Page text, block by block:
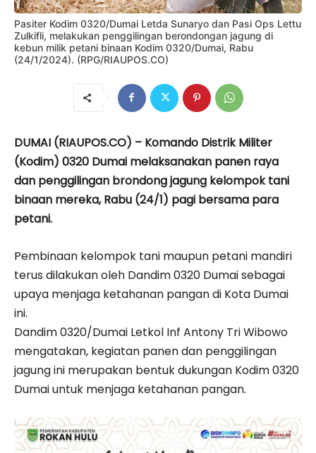
Pasiter Kodim 0320/Dumai Letda Sunaryo dan Pasi Ops Lettu
Zulkifli, melakukan penggilingan berondongan jagung di
kebun milik petani binaan Kodim 0320/Dumai, Rabu
(24/1/2024). (RPG/RIAUPOS.CO)
DUMAI (RIAUPOS.CO) – Komando Distrik Militer
(Kodim) 0320 Dumai melaksanakan panen raya
dan penggilingan brondong jagung kelompok tani
binaan mereka, Rabu (24/1) pagi bersama para
petani.
Pembinaan kelompok tani maupun petani mandiri
terus dilakukan oleh Dandim 0320 Dumai sebagai
upaya menjaga ketahanan pangan di Kota Dumai
ini.
Dandim 0320/Dumai Letkol Inf Antony Tri Wibowo
mengatakan, kegiatan panen dan penggilingan
jagung ini merupakan bentuk dukungan Kodim 0320
Dumai untuk menjaga ketahanan pangan.